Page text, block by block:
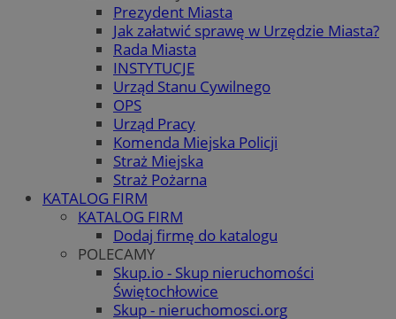
Prezydent Miasta
Jak załatwić sprawę w Urzędzie Miasta?
Rada Miasta
INSTYTUCJE
Urząd Stanu Cywilnego
OPS
Urząd Pracy
Komenda Miejska Policji
Straż Miejska
Straż Pożarna
KATALOG FIRM
KATALOG FIRM
Dodaj firmę do katalogu
POLECAMY
Skup.io - Skup nieruchomości
Świętochłowice
Skup - nieruchomosci.org